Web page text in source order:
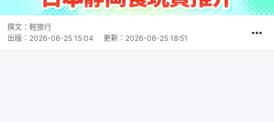
撰文： 輕旅行
出版： 2026-06-25 15:04 更新： 2026-06-25 18:51